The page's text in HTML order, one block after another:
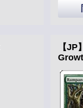
【